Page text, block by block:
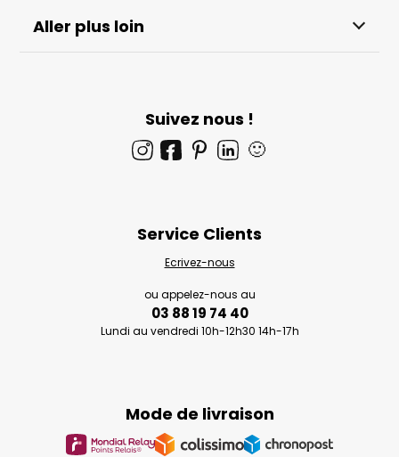
Aller plus loin
Suivez nous !
🙂
Mode de livraison
Service Clients
Ecrivez-nous
ou appelez-nous au
03 88 19 74 40
Lundi au vendredi 10h-12h30 14h-17h